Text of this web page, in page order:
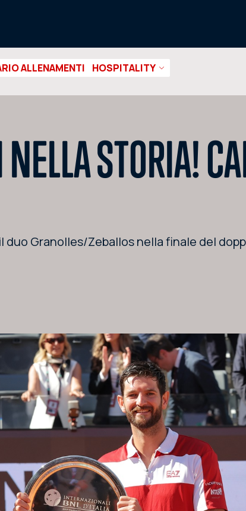
ALLENAMENTI HOSPITALITY
STORIA!
Granolles/Zeballos nella finale del
VIVI